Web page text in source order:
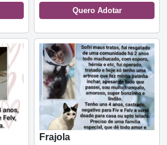
Quero Adotar
Frajola